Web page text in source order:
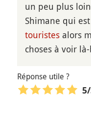
un peu plus
Shimane qui
touristes alors
choses à voir
Réponse utile ?
5